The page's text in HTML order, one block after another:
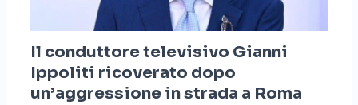
Il conduttore televisivo Gianni
Ippoliti ricoverato dopo
un’aggressione in strada a Roma